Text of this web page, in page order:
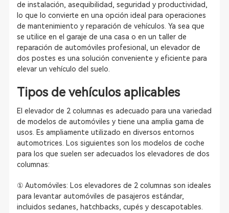
de instalación, asequibilidad, seguridad y productividad,
lo que lo convierte en una opción ideal para operaciones
de mantenimiento y reparación de vehículos. Ya sea que
se utilice en el garaje de una casa o en un taller de
reparación de automóviles profesional, un elevador de
dos postes es una solución conveniente y eficiente para
elevar un vehículo del suelo.
Tipos de vehículos aplicables
El elevador de 2 columnas es adecuado para una variedad
de modelos de automóviles y tiene una amplia gama de
usos. Es ampliamente utilizado en diversos entornos
automotrices. Los siguientes son los modelos de coche
para los que suelen ser adecuados los elevadores de dos
columnas:
① Automóviles: Los elevadores de 2 columnas son ideales
para levantar automóviles de pasajeros estándar,
incluidos sedanes, hatchbacks, cupés y descapotables.